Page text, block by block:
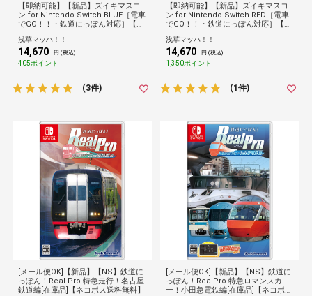
【即納可能】【新品】ズイキマスコ
ン for Nintendo Switch BLUE［電車
でGO！！・鉄道にっぽん対応］【送
浅草マッハ！！
14,670 円 (税込)
405ポイント
(3件)
【即納可能】【新品】ズイキマスコ
ン for Nintendo Switch RED［電車
でGO！！・鉄道にっぽん対応］【送
浅草マッハ！！
14,670 円 (税込)
1,350ポイント
(1件)
[メール便OK]【新品】【NS】鉄道に
っぽん！Real Pro 特急走行！名古屋
鉄道編[在庫品]【ネコポス送料無料】
[メール便OK]【新品】【NS】鉄道に
っぽん！RealPro 特急ロマンスカ
ー！小田急電鉄編[在庫品]【ネコポス